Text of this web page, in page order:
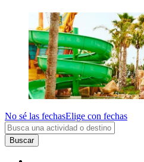
No sé las fechasElige con fechas
Buscar